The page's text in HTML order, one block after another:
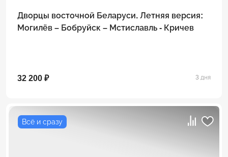
Дворцы восточной Беларуси. Летняя версия:
Могилёв – Бобруйск – Мстиславль - Кричев
32 200 ₽ 3 дня
Всё и сразу